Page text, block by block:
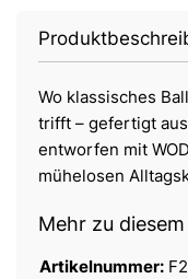
Wo klassisches
trifft – gefertigt
entworfen mit
mühelosen
Mehr zu
Artikelnummer: